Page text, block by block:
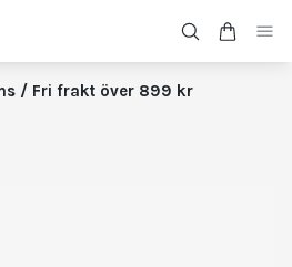
/ Fri frakt över 899 kr